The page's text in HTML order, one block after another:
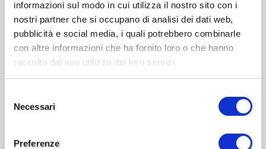
informazioni sul modo in cui utilizza il nostro sito con i
nostri partner che si occupano di analisi dei dati web,
pubblicità e social media, i quali potrebbero combinarle
con altre informazioni che ha fornito loro o che hanno
raccolto dal suo utilizzo dei loro servizi.
delNecessari
Preferenze
Contatti Privacy Policy Cookie Policy